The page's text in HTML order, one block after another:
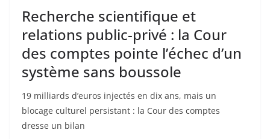
Recherche scientifique et
relations public-privé : la Cour
des comptes pointe l’échec d’un
système sans boussole
19 milliards d’euros injectés en dix ans, mais un
blocage culturel persistant : la Cour des comptes
dresse un bilan